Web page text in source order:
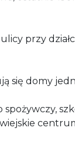
przy
się domy
spożywczy,
wiejskie